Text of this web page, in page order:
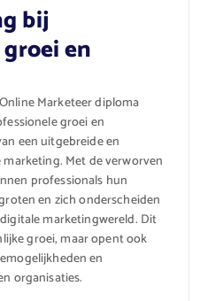
bij
en
Marketeer diploma
groei en
een uitgebreide en
Met de verworven
professionals hun
en zich onderscheiden
marketingwereld. Dit
groei, maar opent ook
en
organisaties.